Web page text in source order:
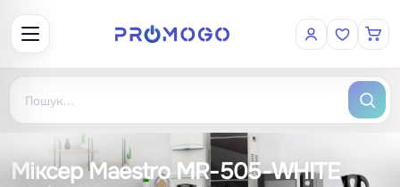
Міксер Maestro MR-505-WHITE